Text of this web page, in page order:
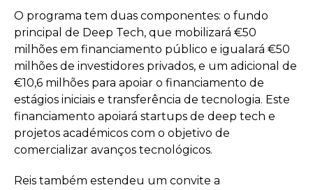
O programa tem duas componentes: o fundo
principal de Deep Tech, que mobilizará €50
milhões em financiamento público e igualará €50
milhões de investidores privados, e um adicional de
€10,6 milhões para apoiar o financiamento de
estágios iniciais e transferência de tecnologia. Este
financiamento apoiará startups de deep tech e
projetos académicos com o objetivo de
comercializar avanços tecnológicos.
Reis também estendeu um convite a